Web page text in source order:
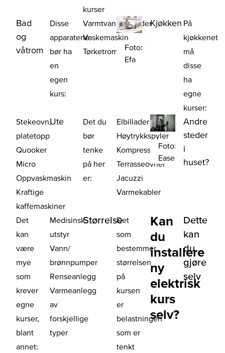
kurser
Bad
og
våtrom
Disse
apparatene
bør ha
en
egen
kurs:
Varmtvannsbereder
Vaskemaskin
TørketrommelFoto:
Efa
Kjøkken På
kjøkkenet
må
disse
ha
egne
kurser:
Stekeovn,
platetopp
Quooker
Micro
Oppvaskmaskin
Kraftige
kaffemaskiner
Ute
Det du
bør
tenke
på her
er:
Elbillader
Høytrykkspyler
Kompressor
Terrasseovner
Jacuzzi
Varmekabler
Foto:
Easee
Andre
steder
i
huset?
Det
kan
være
mye
som
krever
egne
kurser,
blant
annet:
Medisinsk
utstyr
Vann/
brønnpumper
Renseanlegg
Varmeanlegg
av
forskjellige
typer
StørrelseDet
som
bestemmer
størrelsen
på
kursen
er
belastningen
som er
tenkt
Kan
du
installere
ny
elektrisk
kurs
selv?
Dette
kan
du
gjøre
selv